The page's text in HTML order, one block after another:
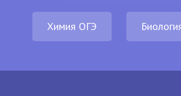
Химия ОГЭ